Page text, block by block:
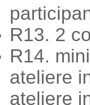
R13. 2
R14.
ateliere
ateliere